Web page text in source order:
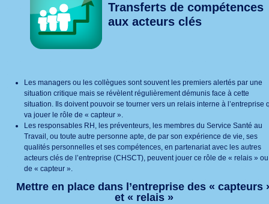
Transferts de compétences
aux acteurs clés
Les managers ou les collègues sont souvent les premiers alertés par une
situation critique mais se révèlent régulièrement démunis face à cette
situation. Ils doivent pouvoir se tourner vers un relais interne à l’entreprise
va jouer le rôle de « capteur ».
Les responsables RH, les préventeurs, les membres du Service Santé au
Travail, ou toute autre personne apte, de par son expérience de vie, ses
qualités personnelles et ses compétences, en partenariat avec les autres
acteurs clés de l’entreprise (CHSCT), peuvent jouer ce rôle de « relais » ou
de « capteur ».
Mettre en place dans l’entreprise des « capteurs
et « relais »